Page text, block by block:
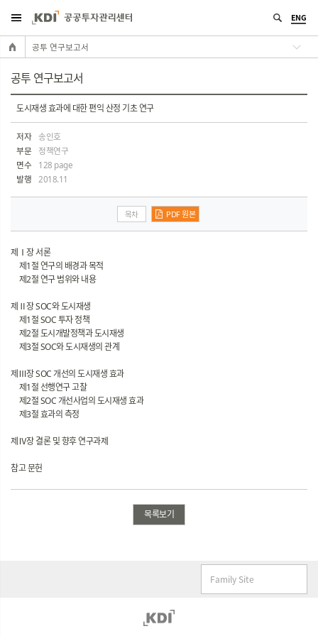
ENG
공투 연구보고서
공투 연구보고서
도시재생 효과에 대한 편익 산정 기초 연구
저자
송인호
부문
정책연구
면수
128 page
발행
2018.11
목차 PDF 원본
제Ⅰ장 서론
제1절 연구의 배경과 목적
제2절 연구 범위와 내용
제Ⅱ장 SOC와 도시재생
제1절 SOC 투자 정책
제2절 도시개발정책과 도시재생
제3절 SOC와 도시재생의 관계
제Ⅲ장 SOC 개선의 도시재생 효과
제1절 선행연구 고찰
제2절 SOC 개선사업의 도시재생 효과
제3절 효과의 측정
제Ⅳ장 결론 및 향후 연구과제
참고 문헌
목록보기
Family Site